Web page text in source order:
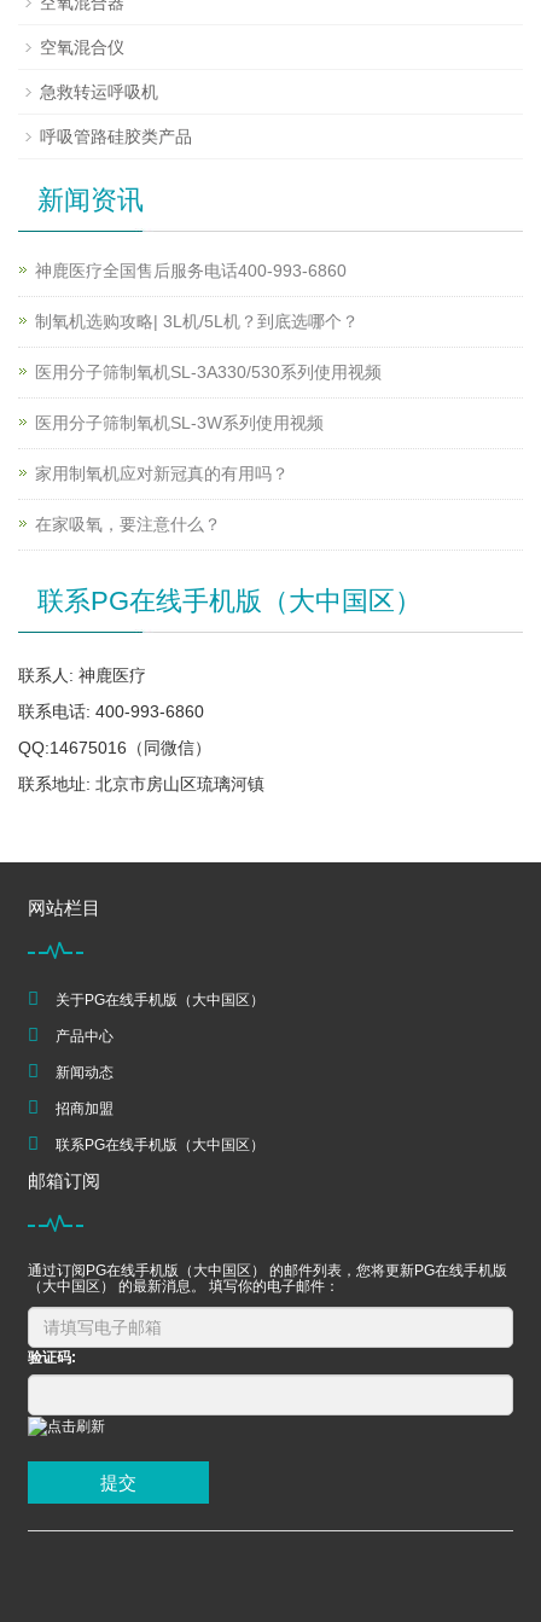
空氧混合仪
急救转运呼吸机
呼吸管路硅胶类产品
新闻资讯
神鹿医疗全国售后服务电话400-993-6860
制氧机选购攻略| 3L机/5L机？到底选哪个？
医用分子筛制氧机SL-3A330/530系列使用视频
医用分子筛制氧机SL-3W系列使用视频
家用制氧机应对新冠真的有用吗？
在家吸氧，要注意什么？
联系PG在线手机版（大中国区）
联系人: 神鹿医疗
联系电话: 400-993-6860
QQ:14675016（同微信）
联系地址: 北京市房山区琉璃河镇
网站栏目
关于PG在线手机版（大中国区）
产品中心
新闻动态
招商加盟
联系PG在线手机版（大中国区）
邮箱订阅
通过订阅PG在线手机版（大中国区） 的邮件列表，您将更新PG在线手机版
（大中国区） 的最新消息。 填写你的电子邮件：
验证码:
提交